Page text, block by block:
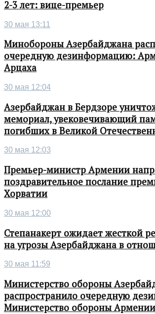
2-3 лет: вице-премьер
30 мая 13:11
Минобороны Азербайджана
очередную дезинформацию:
Арцаха
30 мая 12:04
Азербайджан в Бердзоре
мемориал, увековечивающий
погибших в Великой
30 мая 12:03
Премьер-министр Армении
поздравительное послание
Хорватии
30 мая 12:00
Степанакерт ожидает жесткой
на угрозы Азербайджана в
30 мая 11:59
Министерство обороны
распространило очередную
Министерство обороны Армении